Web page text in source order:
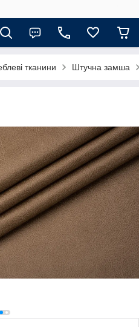
тканини Штучна замша